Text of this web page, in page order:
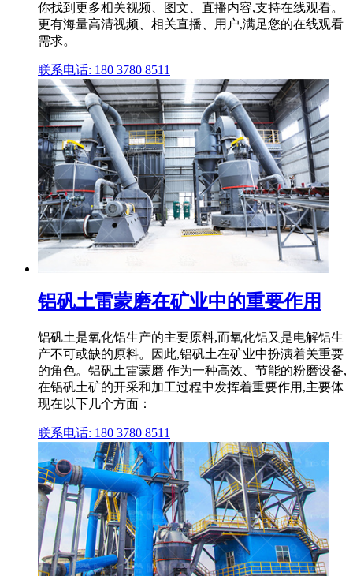
你找到更多相关视频、图文、直播内容,支持在线观看。
更有海量高清视频、相关直播、用户,满足您的在线观看
需求。
联系电话: 180 3780 8511
铝矾土雷蒙磨在矿业中的重要作用
铝矾土是氧化铝生产的主要原料,而氧化铝又是电解铝生
产不可或缺的原料。因此,铝矾土在矿业中扮演着关重要
的角色。铝矾土雷蒙磨 作为一种高效、节能的粉磨设备,
在铝矾土矿的开采和加工过程中发挥着重要作用,主要体
现在以下几个方面：
联系电话: 180 3780 8511